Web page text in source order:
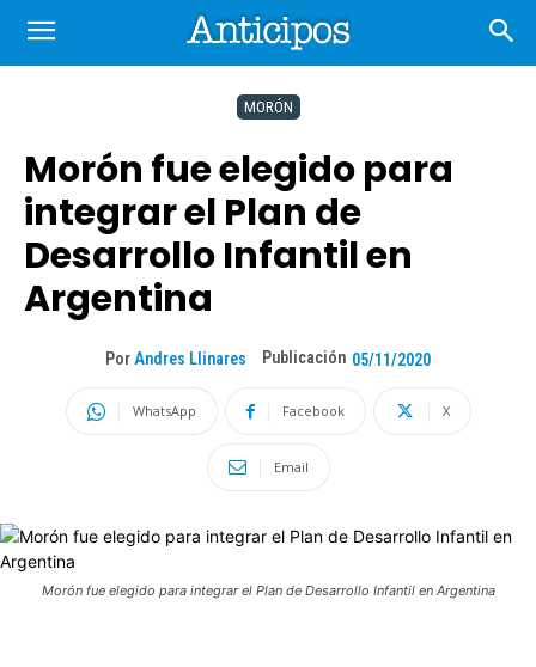
MORÓN
Morón fue elegido para
integrar el Plan de
Desarrollo Infantil en
Argentina
Por Andres Llinares Publicación 05/11/2020
WhatsApp Facebook X
Email
Morón fue elegido para integrar el Plan de Desarrollo Infantil en Argentina